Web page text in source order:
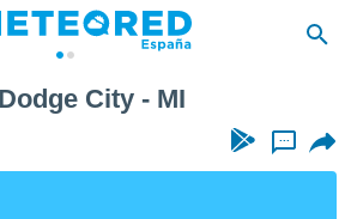
City - MI
...